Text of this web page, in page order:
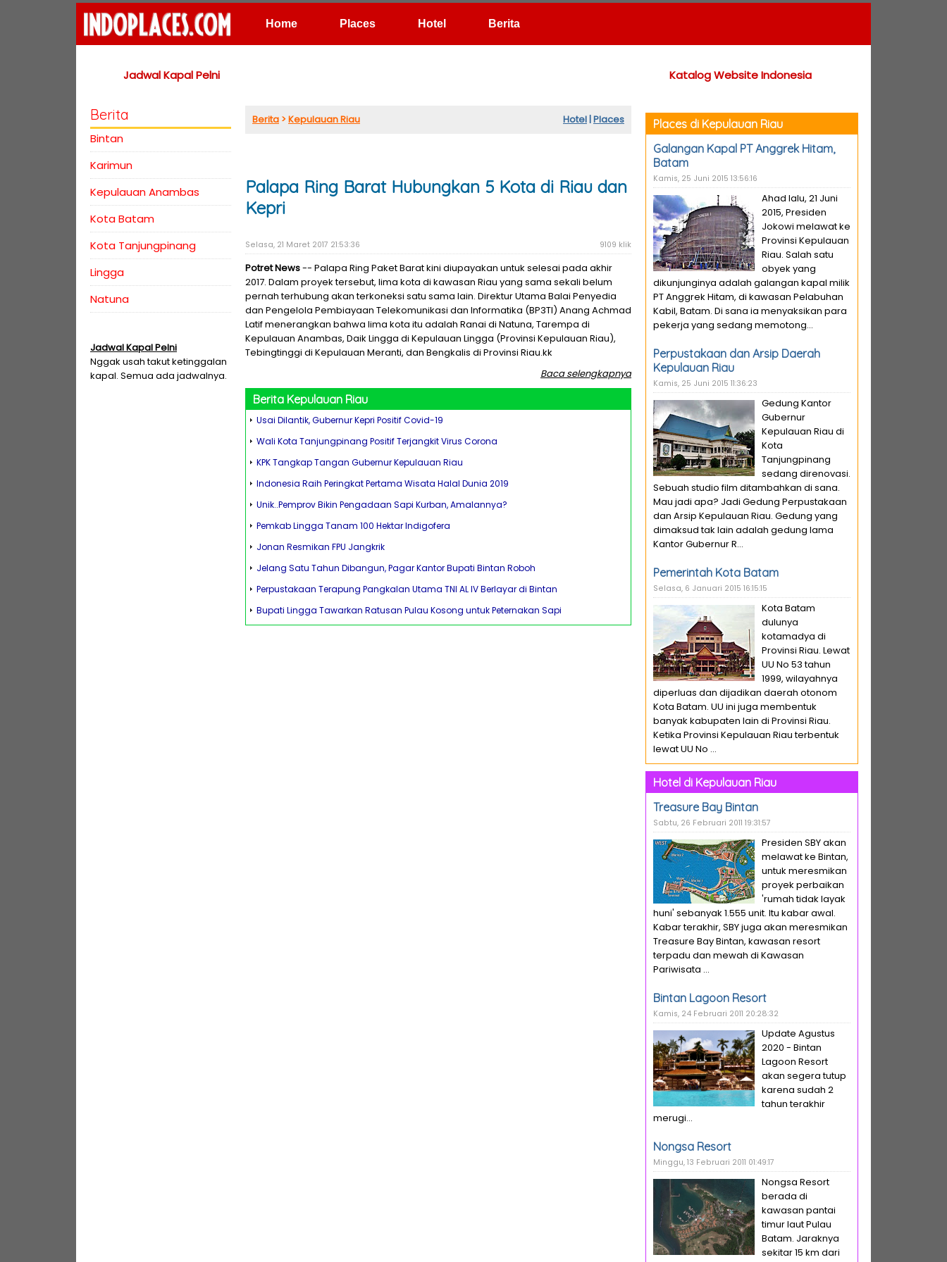
Home Places Hotel Berita
Jadwal Kapal Pelni Katalog Website Indonesia
Berita
Bintan
Karimun
Kepulauan Anambas
Kota Batam
Kota Tanjungpinang
Lingga
Natuna
Jadwal Kapal Pelni
Nggak usah takut ketinggalan
kapal. Semua ada jadwalnya.
Berita >Kepulauan Riau Hotel|Places
Palapa Ring Barat Hubungkan 5 Kota di Riau dan
Kepri
Selasa, 21 Maret 2017 21:53:36 9109 klik
Potret News-- Palapa Ring Paket Barat kini diupayakan untuk selesai pada akhir
2017. Dalam proyek tersebut, lima kota di kawasan Riau yang sama sekali belum
pernah terhubung akan terkoneksi satu sama lain. Direktur Utama Balai Penyedia
dan Pengelola Pembiayaan Telekomunikasi dan Informatika (BP3TI) Anang Achmad
Latif menerangkan bahwa lima kota itu adalah Ranai di Natuna, Tarempa di
Kepulauan Anambas, Daik Lingga di Kepulauan Lingga (Provinsi Kepulauan Riau),
Tebingtinggi di Kepulauan Meranti, dan Bengkalis di Provinsi Riau.kk
Baca selengkapnya
Berita Kepulauan Riau
Usai Dilantik, Gubernur Kepri Positif Covid-19
Wali Kota Tanjungpinang Positif Terjangkit Virus Corona
KPK Tangkap Tangan Gubernur Kepulauan Riau
Indonesia Raih Peringkat Pertama Wisata Halal Dunia 2019
Unik..Pemprov Bikin Pengadaan Sapi Kurban, Amalannya?
Pemkab Lingga Tanam 100 Hektar Indigofera
Jonan Resmikan FPU Jangkrik
Jelang Satu Tahun Dibangun, Pagar Kantor Bupati Bintan Roboh
Perpustakaan Terapung Pangkalan Utama TNI AL IV Berlayar di Bintan
Bupati Lingga Tawarkan Ratusan Pulau Kosong untuk Peternakan Sapi
Places di Kepulauan Riau
Galangan Kapal PT Anggrek Hitam,
Batam
Kamis, 25 Juni 2015 13:56:16
Ahad lalu, 21 Juni
2015, Presiden
Jokowi melawat ke
Provinsi Kepulauan
Riau. Salah satu
obyek yang
dikunjunginya adalah galangan kapal milik
PT Anggrek Hitam, di kawasan Pelabuhan
Kabil, Batam. Di sana ia menyaksikan para
pekerja yang sedang memotong...
Perpustakaan dan Arsip Daerah
Kepulauan Riau
Kamis, 25 Juni 2015 11:36:23
Gedung Kantor
Gubernur
Kepulauan Riau di
Kota
Tanjungpinang
sedang direnovasi.
Sebuah studio film ditambahkan di sana.
Mau jadi apa? Jadi Gedung Perpustakaan
dan Arsip Kepulauan Riau. Gedung yang
dimaksud tak lain adalah gedung lama
Kantor Gubernur R...
Pemerintah Kota Batam
Selasa, 6 Januari 2015 16:15:15
Kota Batam
dulunya
kotamadya di
Provinsi Riau. Lewat
UU No 53 tahun
1999, wilayahnya
diperluas dan dijadikan daerah otonom
Kota Batam. UU ini juga membentuk
banyak kabupaten lain di Provinsi Riau.
Ketika Provinsi Kepulauan Riau terbentuk
lewat UU No ...
Hotel di Kepulauan Riau
Treasure Bay Bintan
Sabtu, 26 Februari 2011 19:31:57
Presiden SBY akan
melawat ke Bintan,
untuk meresmikan
proyek perbaikan
'rumah tidak layak
huni' sebanyak 1.555 unit. Itu kabar awal.
Kabar terakhir, SBY juga akan meresmikan
Treasure Bay Bintan, kawasan resort
terpadu dan mewah di Kawasan
Pariwisata ...
Bintan Lagoon Resort
Kamis, 24 Februari 2011 20:28:32
Update Agustus
2020 - Bintan
Lagoon Resort
akan segera tutup
karena sudah 2
tahun terakhir
merugi...
Nongsa Resort
Minggu, 13 Februari 2011 01:49:17
Nongsa Resort
berada di
kawasan pantai
timur laut Pulau
Batam. Jaraknya
sekitar 15 km dari